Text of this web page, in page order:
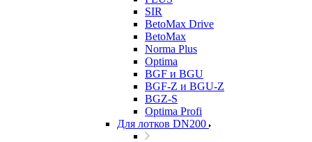
SIR
BetoMax Drive
BetoMax
Norma Plus
Optima
BGF и BGU
BGF-Z и BGU-Z
BGZ-S
Optima Profi
Для лотков DN200